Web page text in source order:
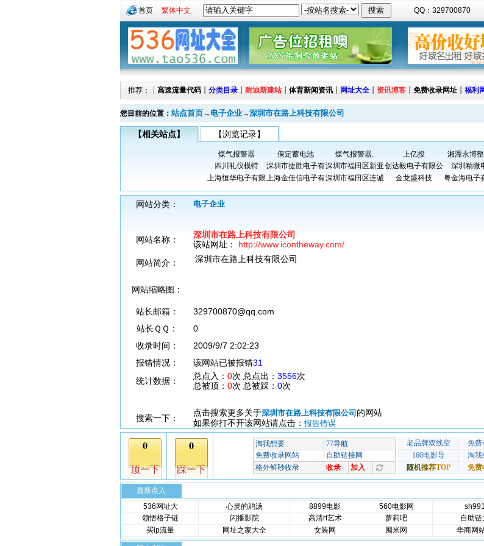
首页 繁体中文 QQ：329700870
推荐：┊ 高速流量代码 ┊ 分类目录 ┊ 耐迪斯建站 ┊ 体育新闻资讯 ┊ 网址大全 ┊ 资讯博客 ┊ 免费收录网址 ┊ 福利
您目前的位置： 站点首页→ 电子企业→深圳市在路上科技有限公司
【相关站点】 【浏览记录】
煤气报警器 保定蓄电池 煤气报警器. 上亿投 湘潭永博
四川礼仪模特
深圳市捷胜电子有深圳市福田区新亚创达毅电子有限公 深圳精微
上海恒华电子有限上海金佳信电子有深圳市福田区连诚 金龙盛科技 粤金海电子
网站分类： 电子企业
网站名称：
深圳市在路上科技有限公司
该站网址： http://www.icontheway.com/
网站简介：
深圳市在路上科技有限公司
网站缩略图：
站长邮箱：
329700870@qq.com
站长ＱＱ：
0
收录时间：
2009/9/7 2:02:23
报错情况：
该网站已被报错31
统计数据：
总点入： 0次 总点出： 3556次
总被顶： 0次 总被踩： 0次
搜索一下：
点击搜索更多关于深圳市在路上科技有限公司 的网站
如果你打不开该网站请点击： 报告错误
最新点入
536网址大
心灵的鸡汤 8899电影 560电影网
领悟格子链
闪播影院 高清rt艺术 萝莉吧 自助链
买ip流量
网址之家大全 女装网 囤米网 华商网